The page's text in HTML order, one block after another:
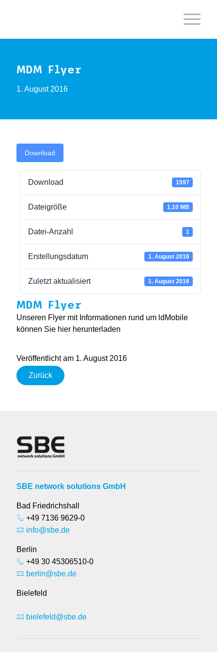
MDM Flyer
1. August 2016
Download
Download 1597
Dateigröße 1.10 MB
Datei-Anzahl 1
Erstellungsdatum 1. August 2016
Zuletzt aktualisiert 1. August 2016
MDM Flyer
Unseren Flyer mit Informationen rund um ldMobile
können Sie hier herunterladen
Veröffentlicht am 1. August 2016
Zurück
SBE network solutions GmbH
Bad Friedrichshall
+49 7136 9629-0
info@sbe.de
Berlin
+49 30 45306510-0
berlin@sbe.de
Bielefeld
bielefeld@sbe.de